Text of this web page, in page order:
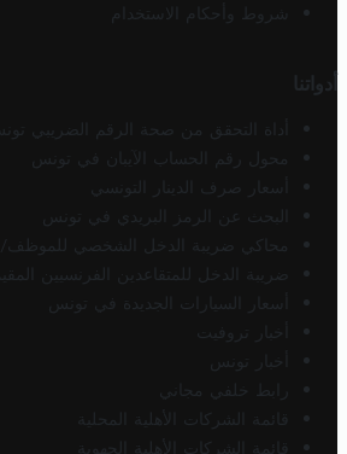
شروط وأحكام الاستخدام
أدواتنا
أداة التحقق من صحة الرقم الضريبي
محول رقم الحساب الآيبان في تونس
أسعار صرف الدينار التونسي
البحث عن الرمز البريدي في تونس
محاكي ضريبة الدخل الشخصي للموظف/
ضريبة الدخل للمتقاعدين الفرنسيين
أسعار السيارات الجديدة في تونس
أخبار تروفيت
أخبار تونس
رابط خلفي مجاني
قائمة الشركات الأهلية المحلية
قائمة الشركات الأهلية الجهوية